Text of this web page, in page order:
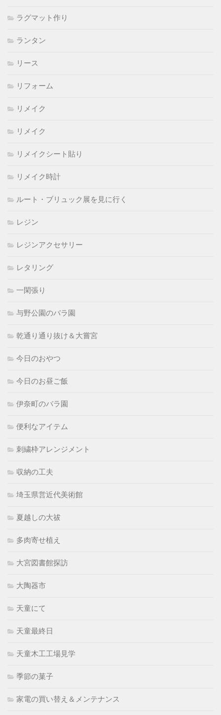
ラグマット作り
ランタン
リース
リフォーム
リメイク
リメイク
リメイクシート貼り
リメイク時計
ルート・ブリュック展を見に行く
レジン
レジンアクセサリー
レタリング
一閑張り
与野公園のバラ園
乾通り通り抜け＆大嘗宮
今日のおやつ
今日のお昼ご飯
伊奈町のバラ園
便利なアイテム
刺繍枠アレンジメント
収納の工夫
埼玉県営近代美術館
夏越しの大祓
多肉寄せ植え
大宮図書館探訪
大陶器市
天童にて
天童最終日
天童木工工場見学
季節の菓子
家電の買い替え＆メンテナンス